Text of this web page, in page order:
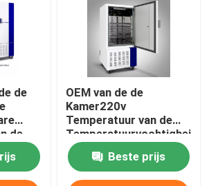
de
de
OEM van de de
Kamer220v
Temperatuur van de
Temperatuurvochtigheid
de Kamer van de de
Vochtigheidstest
Beste prijs